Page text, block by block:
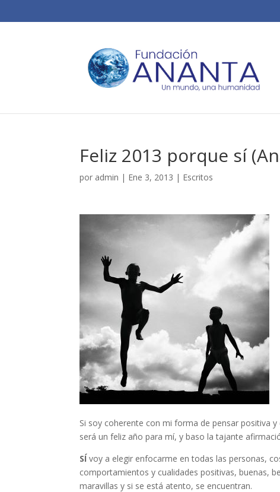
Feliz 2013 porque sí
por admin | Ene 3, 2013 | Escritos
Si soy coherente con mi forma de pensar positiva
será un feliz año para mí, y baso la tajante
SÍvoy a elegir enfocarme en todas las personas,
comportamientos y cualidades positivas, buenas,
maravillas y si se está atento, se encuentran.